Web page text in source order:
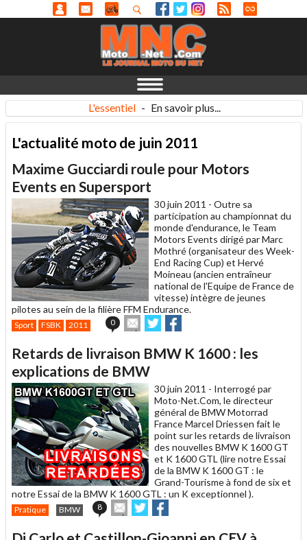
L'essentiel - En savoir plus...
L'actualité moto de juin 2011
Maxime Gucciardi roule pour Motors
Events en Supersport
30 juin 2011 - Outre sa
participation au championnat du
monde d'endurance, le Team
Motors Events dirigé par Marc
Mothré (organisateur des Week-
End Racing Cup) et Hervé
Moineau (ancien entraîneur
national de l'Equipe de France de
vitesse) intègre de jeunes
pilotes au sein de la filière FFM Endurance.
Sport FSBK 2011 0
Envoyer
cet
à
un
ami
Partager
sur sur
Retards de livraison BMW K 1600 : les
explications de BMW
30 juin 2011 - Interrogé par
Moto-Net.Com, le directeur
général de BMW Motorrad
France Marcel Driessen fait le
point sur les retards de livraison
des nouvelles BMW K 1600 GT
et K 1600 GTL (lire notre Essai
de la BMW K 1600 GT : le
Grand-Tourisme à fond de six et
notre Essai de la BMW K 1600 GTL : un K exceptionnel ).
Pratique BMW 8
Envoyer
cet
Partager
sur sur